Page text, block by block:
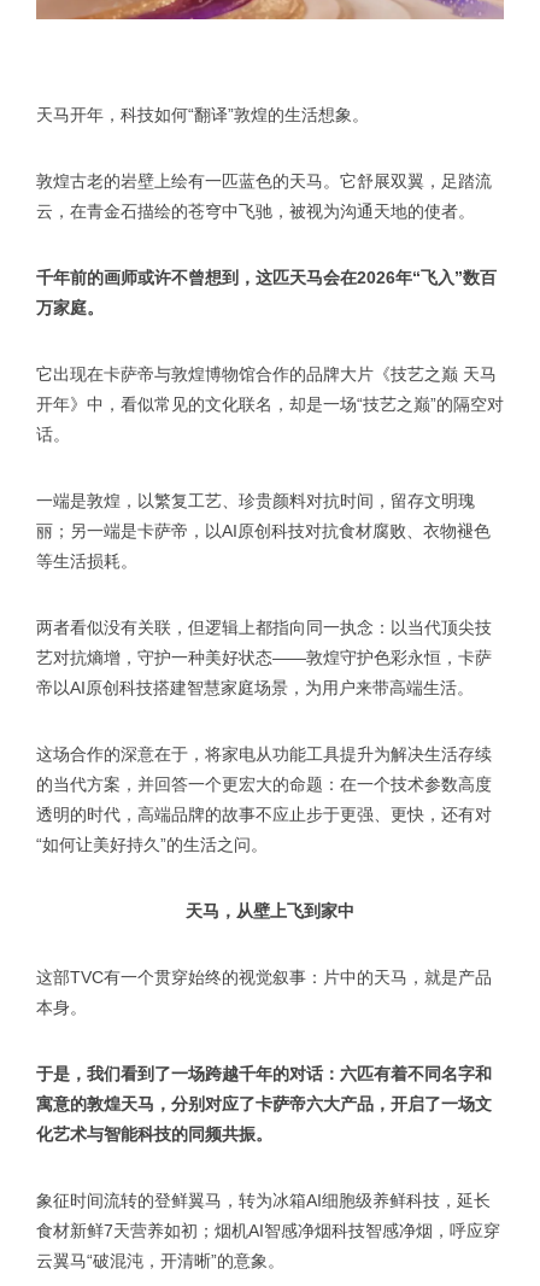
天马开年，科技如何“翻译”敦煌的生活想象。
敦煌古老的岩壁上绘有一匹蓝色的天马。它舒展双翼，足踏流
云，在青金石描绘的苍穹中飞驰，被视为沟通天地的使者。
千年前的画师或许不曾想到，这匹天马会在2026年“飞入”数百
万家庭。
它出现在卡萨帝与敦煌博物馆合作的品牌大片《技艺之巅 天马
开年》中，看似常见的文化联名，却是一场“技艺之巅”的隔空对
话。
一端是敦煌，以繁复工艺、珍贵颜料对抗时间，留存文明瑰
丽；另一端是卡萨帝，以AI原创科技对抗食材腐败、衣物褪色
等生活损耗。
两者看似没有关联，但逻辑上都指向同一执念：以当代顶尖技
艺对抗熵增，守护一种美好状态——敦煌守护色彩永恒，卡萨
帝以AI原创科技搭建智慧家庭场景，为用户来带高端生活。
这场合作的深意在于，将家电从功能工具提升为解决生活存续
的当代方案，并回答一个更宏大的命题：在一个技术参数高度
透明的时代，高端品牌的故事不应止步于更强、更快，还有对
“如何让美好持久”的生活之问。
天马，从壁上飞到家中
这部TVC有一个贯穿始终的视觉叙事：片中的天马，就是产品
本身。
于是，我们看到了一场跨越千年的对话：六匹有着不同名字和
寓意的敦煌天马，分别对应了卡萨帝六大产品，开启了一场文
化艺术与智能科技的同频共振。
象征时间流转的登鲜翼马，转为冰箱AI细胞级养鲜科技，延长
食材新鲜7天营养如初；烟机AI智感净烟科技智感净烟，呼应穿
云翼马“破混沌，开清晰”的意象。